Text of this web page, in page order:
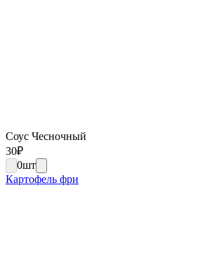
Соус Чесночный
30₽
0шт
Картофель фри